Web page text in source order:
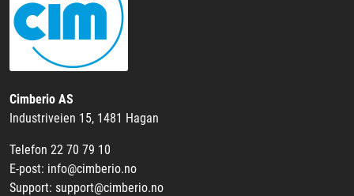
Cimberio AS
Industriveien 15, 1481 Hagan
Telefon 22 70 79 10
E-post: info@cimberio.no
Support: support@cimberio.no